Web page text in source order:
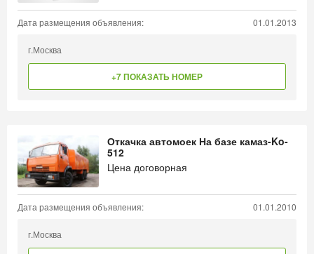
Дата размещения объявления: 01.01.2013
г.Москва
+7 ПОКАЗАТЬ НОМЕР
Откачка автомоек На базе камаз-Ko-
512
Цена договорная
Дата размещения объявления: 01.01.2010
г.Москва